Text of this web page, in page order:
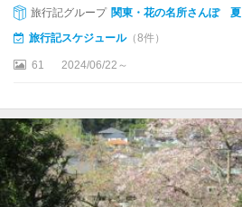
旅行記グループ 関東・花の名所さんぽ 夏
旅行記スケジュール（8件）
61 2024/06/22～